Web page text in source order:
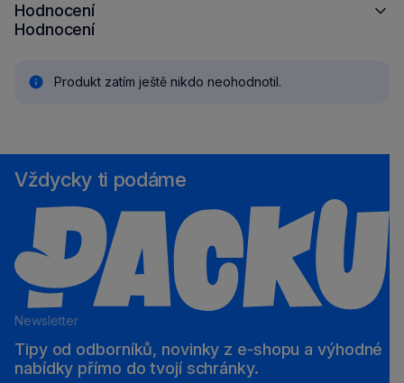
Hodnocení
Hodnocení
Produkt zatím ještě nikdo neohodnotil.
Vždycky ti podáme
Newsletter
Tipy od odborníků, novinky z e‑shopu a výhodné
nabídky přímo do tvojí schránky.